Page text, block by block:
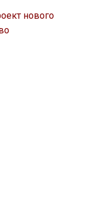
нового